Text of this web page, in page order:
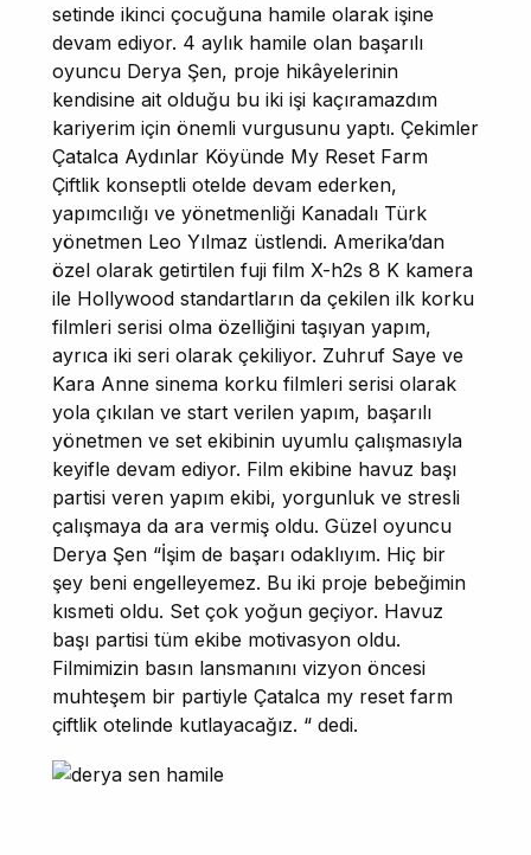
setinde ikinci çocuğuna hamile olarak işine
devam ediyor. 4 aylık hamile olan başarılı
oyuncu Derya Şen, proje hikâyelerinin
kendisine ait olduğu bu iki işi kaçıramazdım
kariyerim için önemli vurgusunu yaptı. Çekimler
Çatalca Aydınlar Köyünde My Reset Farm
Çiftlik konseptli otelde devam ederken,
yapımcılığı ve yönetmenliği Kanadalı Türk
yönetmen Leo Yılmaz üstlendi. Amerika’dan
özel olarak getirtilen fuji film X-h2s 8 K kamera
ile Hollywood standartların da çekilen ilk korku
filmleri serisi olma özelliğini taşıyan yapım,
ayrıca iki seri olarak çekiliyor. Zuhruf Saye ve
Kara Anne sinema korku filmleri serisi olarak
yola çıkılan ve start verilen yapım, başarılı
yönetmen ve set ekibinin uyumlu çalışmasıyla
keyifle devam ediyor. Film ekibine havuz başı
partisi veren yapım ekibi, yorgunluk ve stresli
çalışmaya da ara vermiş oldu. Güzel oyuncu
Derya Şen “İşim de başarı odaklıyım. Hiç bir
şey beni engelleyemez. Bu iki proje bebeğimin
kısmeti oldu. Set çok yoğun geçiyor. Havuz
başı partisi tüm ekibe motivasyon oldu.
Filmimizin basın lansmanını vizyon öncesi
muhteşem bir partiyle Çatalca my reset farm
çiftlik otelinde kutlayacağız. “ dedi.